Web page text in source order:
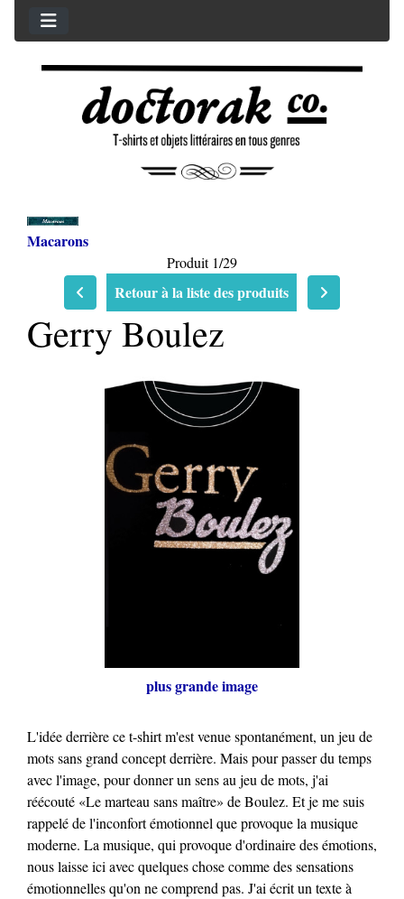
Macarons
Produit 1/29
Retour à la liste des produits
Gerry Boulez
plus grande image
L'idée derrière ce t-shirt m'est venue spontanément, un jeu de
mots sans grand concept derrière. Mais pour passer du temps
avec l'image, pour donner un sens au jeu de mots, j'ai
réécouté «Le marteau sans maître» de Boulez. Et je me suis
rappelé de l'inconfort émotionnel que provoque la musique
moderne. La musique, qui provoque d'ordinaire des émotions,
nous laisse ici avec quelques chose comme des sensations
émotionnelles qu'on ne comprend pas. J'ai écrit un texte à